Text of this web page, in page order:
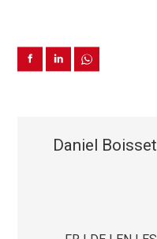
Daniel Boisset